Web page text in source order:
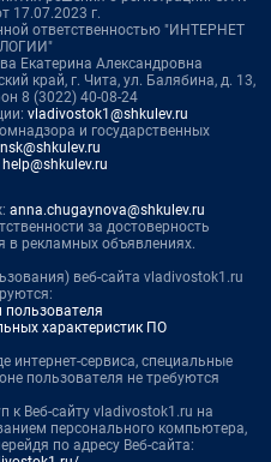
17.07.2023 г.
ответственностью "ИНТЕРНЕТ
Екатерина Александровна
край, г. Чита, ул. Балябина, д. 13,
8 (3022) 40-08-24
vladivostok1@shkulev.ru
и государственных
help@shkulev.ru
anna.chugaynova@shkulev.ru
за достоверность
рекламных объявлениях.
веб-сайта vladivostok1.ru
пользователя
характеристик ПО
интернет-сервиса, специальные
пользователя не требуются
к Веб-сайту vladivostok1.ru на
персонального компьютера,
по адресу Веб-сайта: